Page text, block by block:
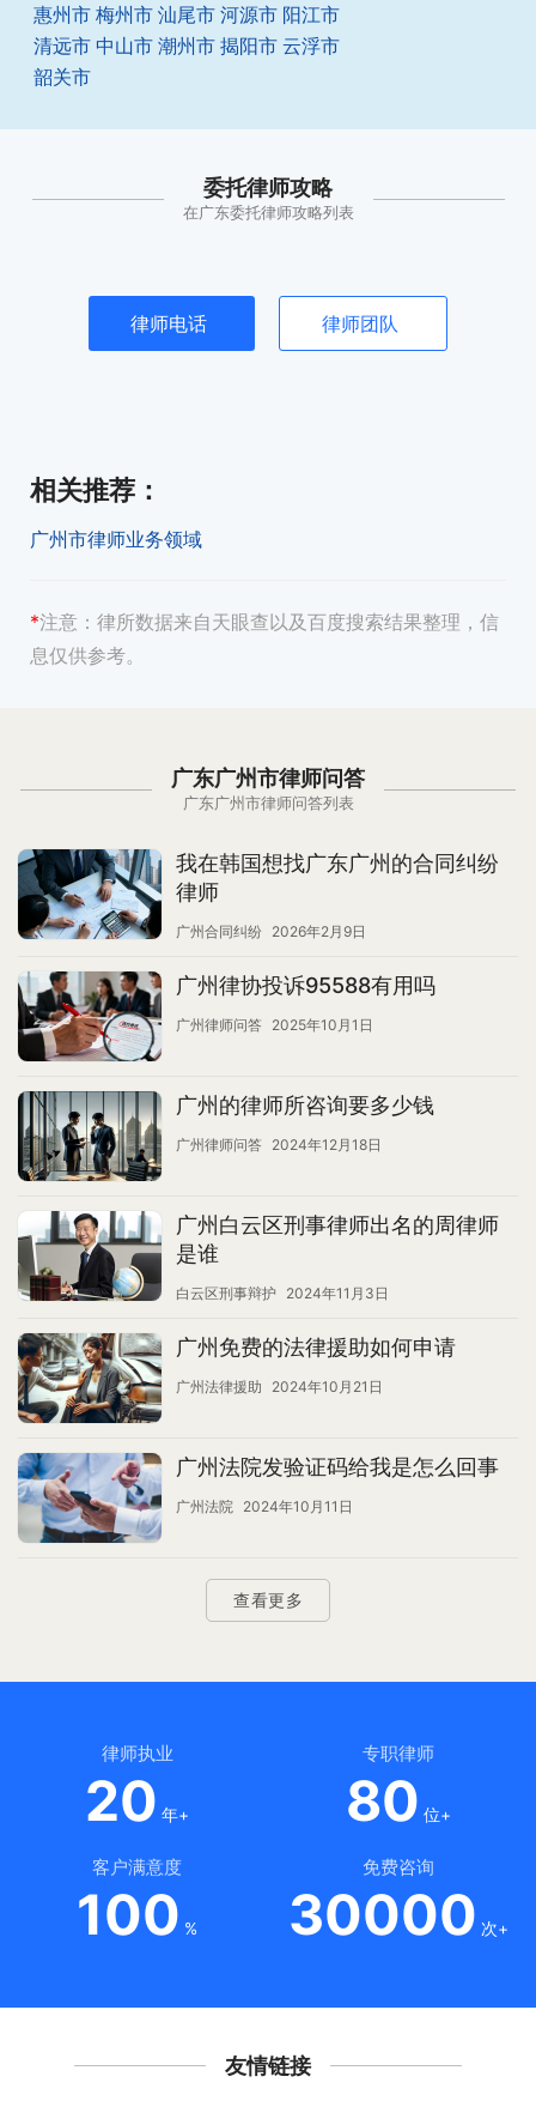
惠州市 梅州市 汕尾市 河源市 阳江市
清远市 中山市 潮州市 揭阳市 云浮市
韶关市
委托律师攻略
在广东委托律师攻略列表
律师电话 律师团队
相关推荐 ：
广州市律师业务领域
*注意： 律所数据来自天眼查以及百度搜索结果整理，信
息仅供参考。
广东广州市律师问答
广东广州市律师问答列表
我在韩国想找广东广州的合同纠纷
律师
广州合同纠纷 2026年2月9日
广州律协投诉95588有用吗
广州律师问答 2025年10月1日
广州的律师所咨询要多少钱
广州律师问答 2024年12月18日
广州白云区刑事律师出名的周律师
是谁
白云区刑事辩护 2024年11月3日
广州免费的法律援助如何申请
广州法律援助 2024年10月21日
广州法院发验证码给我是怎么回事
广州法院 2024年10月11日
查看更多
律师执业
20 年+
专职律师
80 位+
客户满意度
100 %
免费咨询
30000 次+
友情链接